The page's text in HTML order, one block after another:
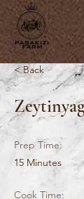
< Back
Prep Time:
15 Minutes
Cook Time: